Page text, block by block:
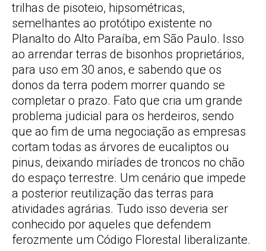
trilhas de pisoteio, hipsométricas,
semelhantes ao protótipo existente no
Planalto do Alto Paraíba, em São Paulo. Isso
ao arrendar terras de bisonhos proprietários,
para uso em 30 anos, e sabendo que os
donos da terra podem morrer quando se
completar o prazo. Fato que cria um grande
problema judicial para os herdeiros, sendo
que ao fim de uma negociação as empresas
cortam todas as árvores de eucaliptos ou
pinus, deixando miríades de troncos no chão
do espaço terrestre. Um cenário que impede
a posterior reutilização das terras para
atividades agrárias. Tudo isso deveria ser
conhecido por aqueles que defendem
ferozmente um Código Florestal liberalizante.